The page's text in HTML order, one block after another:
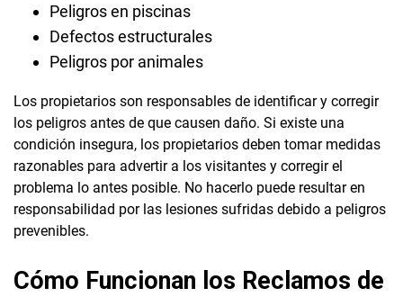
Peligros en piscinas
Defectos estructurales
Peligros por animales
Los propietarios son responsables de identificar y corregir
los peligros antes de que causen daño. Si existe una
condición insegura, los propietarios deben tomar medidas
razonables para advertir a los visitantes y corregir el
problema lo antes posible. No hacerlo puede resultar en
responsabilidad por las lesiones sufridas debido a peligros
prevenibles.
Cómo Funcionan los Reclamos de